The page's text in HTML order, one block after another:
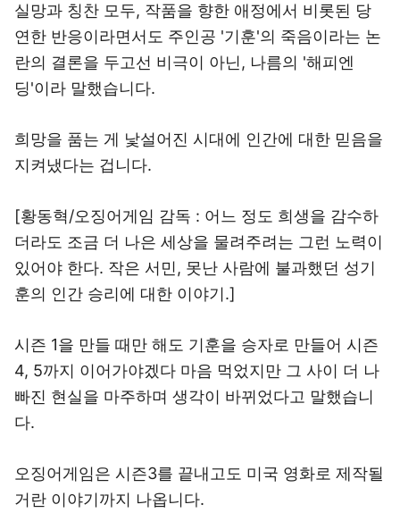
실망과 칭찬 모두, 작품을 향한 애정에서 비롯된 당
연한 반응이라면서도 주인공 '기훈'의 죽음이라는 논
란의 결론을 두고선 비극이 아닌, 나름의 '해피엔
딩'이라 말했습니다.
희망을 품는 게 낯설어진 시대에 인간에 대한 믿음을
지켜냈다는 겁니다.
[황동혁/오징어게임 감독 : 어느 정도 희생을 감수하
더라도 조금 더 나은 세상을 물려주려는 그런 노력이
있어야 한다. 작은 서민, 못난 사람에 불과했던 성기
훈의 인간 승리에 대한 이야기.]
시즌 1을 만들 때만 해도 기훈을 승자로 만들어 시즌
4, 5까지 이어가야겠다 마음 먹었지만 그 사이 더 나
빠진 현실을 마주하며 생각이 바뀌었다고 말했습니
다.
오징어게임은 시즌3를 끝내고도 미국 영화로 제작될
거란 이야기까지 나옵니다.